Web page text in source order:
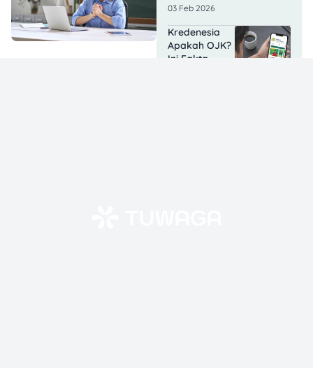
03 Feb 2026
Kredenesia
Apakah OJK?
Ini Fakta